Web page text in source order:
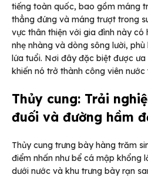
tiếng toàn quốc, bao gồm máng
thẳng đứng và máng trượt trong
vực thân thiện với gia đình này
nhẹ nhàng và dòng sông lười,
lứa tuổi. Nơi đây đặc biệt được
khiến nó trở thành công viên
Thủy cung: Trải
đuối và đường hầm
Thủy cung trưng bày hàng trăm
điểm nhấn như bể cá mập khổng
dưới nước và khu trưng bày rạn